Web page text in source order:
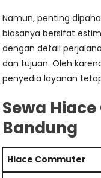
Namun, penting
biasanya bersifat
dengan detail
dan tujuan. Oleh
penyedia layanan
Sewa
Bandung
Hiace Commuter